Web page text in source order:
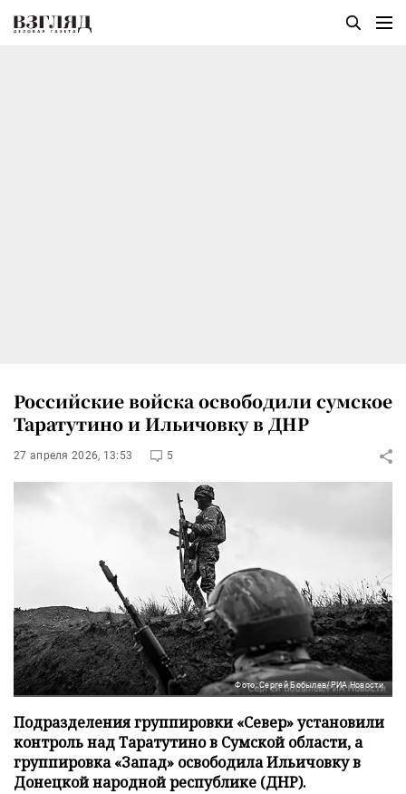
Российские войска освободили сумское
Таратутино и Ильичовку в ДНР
27 апреля 2026, 13:53 5
Фото: Сергей Бобылев/РИА Новости
Подразделения группировки «Север» установили
контроль над Таратутино в Сумской области, а
группировка «Запад» освободила Ильичовку в
Донецкой народной республике (ДНР).